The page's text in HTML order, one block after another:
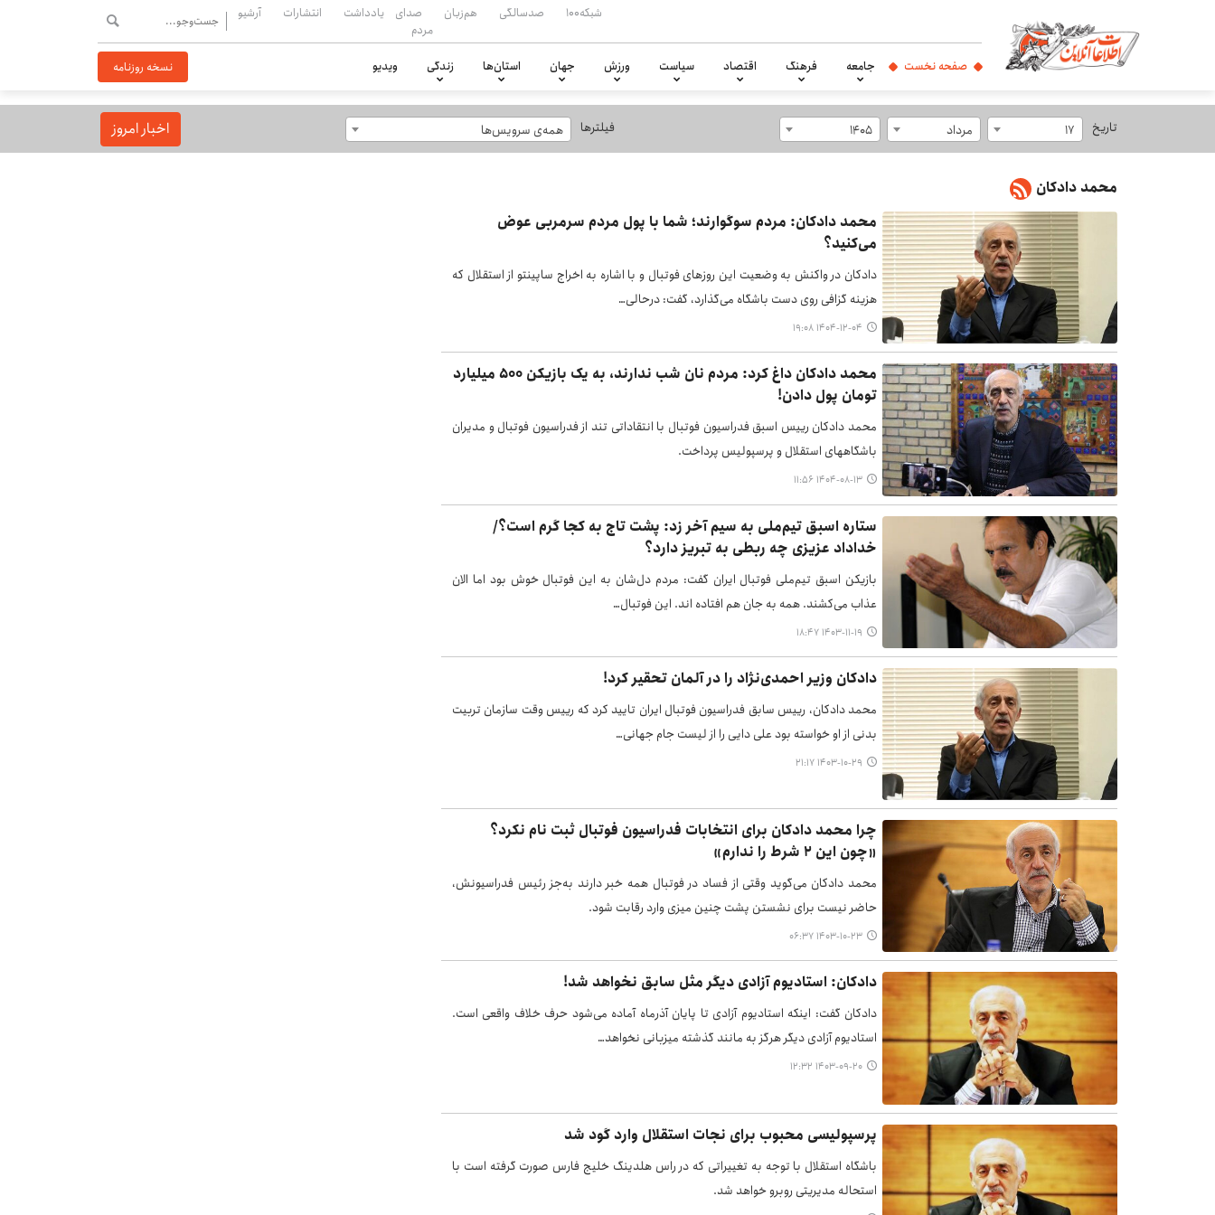
شبکه۱۰۰ صدسالگی هم‌زبان
صدای
مردم
یادداشت انتشارات آرشیو
صفحه نخست جامعه فرهنگ اقتصاد سیاست ورزش جهان استان‌ها زندگی ویدیو نسخه روزنامه
تاریخ 17 مرداد 1405 فیلترها همه‌ی سرویس‌ها اخبار امروز
محمد دادکان
محمد دادکان: مردم سوگوارند؛ شما با پول مردم سرمربی عوض
می‌کنید؟
دادکان در واکنش به وضعیت این روزهای فوتبال و با اشاره به اخراج ساپینتو از استقلال که
هزینه گزافی روی دست باشگاه می‌گذارد، گفت: درحالی…
۱۴۰۴-۱۲-۰۴ ۱۹:۰۸
محمد دادکان داغ کرد: مردم نان شب ندارند، به یک بازیکن ۵۰۰ میلیارد
تومان پول دادن!
محمد دادکان رییس اسبق فدراسیون فوتبال با انتقاداتی تند از فدراسیون فوتبال و مدیران
باشگاههای استقلال و پرسپولیس پرداخت.
۱۴۰۴-۰۸-۱۳ ۱۱:۵۶
ستاره اسبق تیم‌ملی به سیم آخر زد: پشت تاج به کجا گرم است؟/
خداداد عزیزی چه ربطی به تبریز دارد؟
بازیکن اسبق تیم‌ملی فوتبال ایران گفت: مردم دل‌شان به این فوتبال خوش بود اما الان
عذاب می‌کشند. همه به جان هم افتاده اند. این فوتبال…
۱۴۰۳-۱۱-۱۹ ۱۸:۴۷
دادکان وزیر احمدی‌نژاد را در آلمان تحقیر کرد!
محمد دادکان، رییس سابق فدراسیون فوتبال ایران تایید کرد که رییس وقت سازمان تربیت
بدنی از او خواسته بود علی دایی را از لیست جام جهانی…
۱۴۰۳-۱۰-۲۹ ۲۱:۱۷
چرا محمد دادکان برای انتخابات فدراسیون فوتبال ثبت نام نکرد؟
«چون این ۲ شرط را ندارم»
محمد دادکان می‌گوید وقتی از فساد در فوتبال همه خبر دارند به‌جز رئیس فدراسیونش،
حاضر نیست برای نشستن پشت چنین میزی وارد رقابت شود.
۱۴۰۳-۱۰-۲۳ ۰۶:۳۷
دادکان: استادیوم آزادی دیگر مثل سابق نخواهد شد!
دادکان گفت: اینکه استادیوم آزادی تا پایان آذرماه آماده می‌شود حرف خلاف واقعی است.
استادیوم آزادی دیگر هرگز به مانند گذشته میزبانی نخواهد…
۱۴۰۳-۰۹-۲۰ ۱۲:۳۲
پرسپولیسی محبوب برای نجات استقلال وارد گود شد
باشگاه استقلال با توجه به تغییراتی که در راس هلدینگ خلیج فارس صورت گرفته است با
استحاله مدیریتی روبرو خواهد شد.